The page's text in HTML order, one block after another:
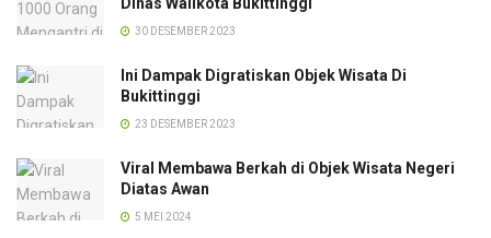
30 DESEMBER 2023
Ini Dampak Digratiskan Objek Wisata Di
Bukittinggi
23 DESEMBER 2023
Viral Membawa Berkah di Objek Wisata Negeri
Diatas Awan
5 MEI 2024